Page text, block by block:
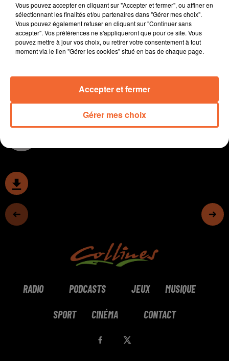
A Thouars, l’ancien cinéma redevient salle de gym. La
Durandal doit faire avec la pente inclinée, qui devient
un atout
retraite raconte ses expériences, notamment sur les
appels d’urgence de toutes sortes reçus au 17
RADIO PODCASTS JEUX MUSIQUE
SPORT CINÉMA CONTACT
Vous pouvez accepter en cliquant sur "Accepter et fermer", ou affiner en
sélectionnant les finalités et/ou partenaires dans "Gérer mes choix".
Vous pouvez également refuser en cliquant sur "Continuer sans
accepter". Vos préférences ne s'appliqueront que pour ce site. Vous
pouvez mettre à jour vos choix, ou retirer votre consentement à tout
moment via le lien "Gérer les cookies" situé en bas de chaque page.
Gérer mes choix
Accepter et fermer